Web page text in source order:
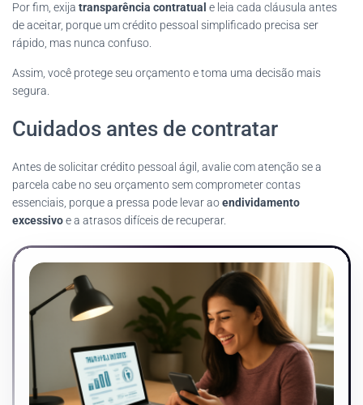
Por fim, exija transparência contratual e leia cada cláusula antes
de aceitar, porque um crédito pessoal simplificado precisa ser
rápido, mas nunca confuso.
Assim, você protege seu orçamento e toma uma decisão mais
segura.
Cuidados antes de contratar
Antes de solicitar crédito pessoal ágil, avalie com atenção se a
parcela cabe no seu orçamento sem comprometer contas
essenciais, porque a pressa pode levar aoendividamento
excessivoe a atrasos difíceis de recuperar.